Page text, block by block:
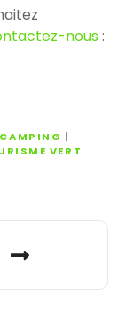
nous:
CAMPING |
VERT